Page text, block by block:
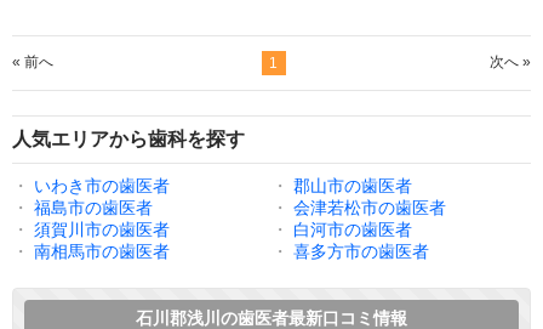
« 前へ 1 次へ »
人気エリアから歯科を探す
・ いわき市の歯医者 ・
郡山市の歯医者
・
福島市の歯医者 ・
会津若松市の歯医者
・
須賀川市の歯医者 ・
白河市の歯医者
・
南相馬市の歯医者 ・ 喜多方市の歯医者
石川郡浅川の歯医者最新口コミ情報